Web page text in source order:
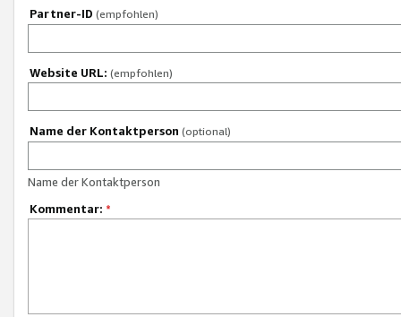
Partner-ID (empfohlen)
Website URL: (empfohlen)
Name der Kontaktperson (optional)
Name der Kontaktperson
Kommentar: *